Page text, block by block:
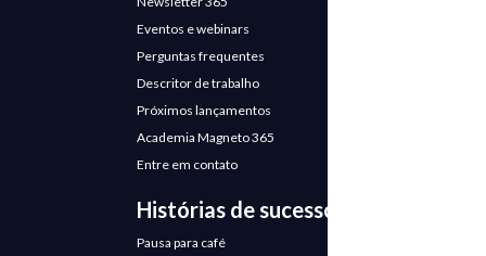
Eventos e webinars
Perguntas frequentes
Descritor de trabalho
Próximos lançamentos
Academia Magneto 365
Entre em contato
Histórias de sucesso
Pausa para café